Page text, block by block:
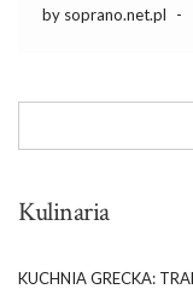
którym można
by soprano.net.pl -
Kulinaria
KUCHNIA GRECKA: